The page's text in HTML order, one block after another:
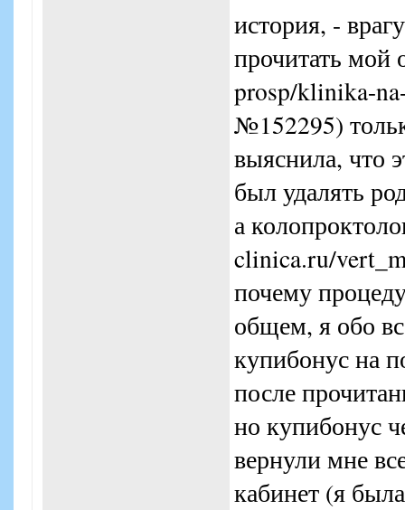
история, -
прочитать
prosp/klinika-
№152295)
выяснила, что
был удалять
а
clinica.ru/
почему
общем, я обо
купибонус на
после
но купибонус
вернули мне
кабинет (я